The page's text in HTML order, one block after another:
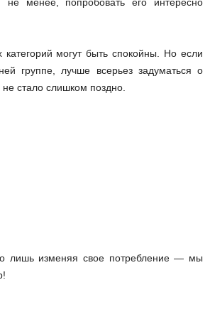
не менее, попробовать его интересно
могут быть спокойны. Но если
группе, лучше всерьез задуматься о
стало слишком поздно.
лишь изменяя свое потребление — мы